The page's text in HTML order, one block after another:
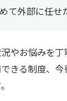
て外部に任せ
やお悩みを
きる制度、